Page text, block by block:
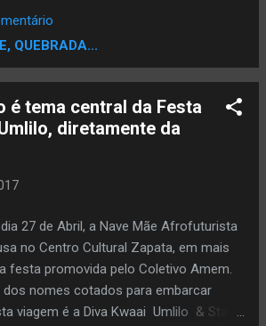
pouco da metrópole. Por muito
limitou sua vida ao "seu lugar".
a andar na Paulista aos 20. Pisou
andanças, reconheceu-se em outros
também. Na sujeira da República,
galerias, nos botecos do Bixiga, no
Pegou na Zona Sul todos os ônibus
Pirituba, Cachoeirinha, Brasilândia.
ZL como um todo. “Essa cidade é
droga. Quanto mais conheço, mais
ir embora. É tóxica, bruta, machuca.
stress, depressão. É o mal do
QUEBRADA...
tema central da Festa
diretamente da
27 de Abril, a Nave Mãe Afrofuturista
no Centro Cultural Zapata, em mais
festa promovida pelo Coletivo Amem.
dos nomes cotados para embarcar
viagem é a Diva Kwaai Umlilo & Stash